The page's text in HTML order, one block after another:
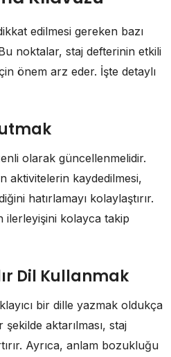
edilmesi gereken bazı
noktalar, staj defterinin etkili
önem arz eder. İşte detaylı
olarak güncellenmelidir.
aktivitelerin kaydedilmesi,
hatırlamayı kolaylaştırır.
ilerleyişini kolayca takip
Dil Kullanmak
bir dille yazmak oldukça
aktarılması, staj
Ayrıca, anlam bozukluğu